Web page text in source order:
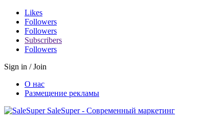
Likes
Followers
Followers
Subscribers
Followers
Sign in / Join
О нас
Размещение рекламы
SaleSuper - Современный маркетинг